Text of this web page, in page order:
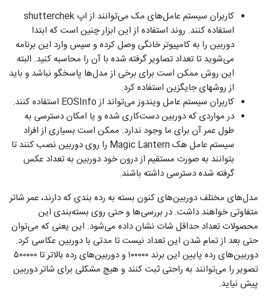
کاربران سیستم عامل‌های مک می‌توانند از اپ shutterchek
استفاده کنند. روند استفاده از این ابزار چنین است که ابتدا
دوربین را به کامپیوتر خانگی وصل کرده و سپس وارد این برنامه
می‌شوید تا تعداد تصاویر گرفته شده با آن را محاسبه کنید. البته
این روش ممکن است برای برخی از مدل‌ها پاسخگو نباشد و باید
از روشهای جایگزین استفاده کرد.
کاربران سیستم عامل ویندوز می‌تواند از EOSInfo استفاده کنند.
در مواردی که دوربین دست‌کاری شده و یا امکان دسترسی به
طول عمر آن برای ما وجود ندارد. ممکن است بسیاری از افراد
سیستم عامل هک Magic Lantern را روی دوربین نصب کنند تا
بتوانند به صورت مستقیم از درون خود دوربین به تعداد عکس
گرفته شده دسترسی داشته باشند.
مدل‌های مختلف دوربین‌های کنون بسته به رده بندی که دارند، عمر شاتر
متفاوتی خواهند داشت. در بررسی‌ها و حتی روی بسته‌بندی این
محصولات تعداد حداقل شات نشان داده می‌شود. این یعنی که می‌توان
حتی بعد از تمام شدن این تعداد نیست تا مدتی با دوربین عکاسی کرد.
دوربین‌های رده پایین این برند ۱۰۰۰۰۰ و دوربین‌های رده بالاتر تا ۵۰۰۰۰۰
تصویر را می‌توانند به راحتی ثبت کنند و هیچ مشکلی برای شاتر دوربین
پیش نیاید.